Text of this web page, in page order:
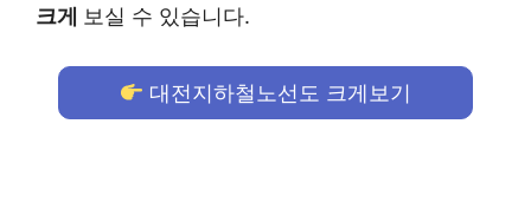
크게 보실 수 있습니다.
대전지하철노선도 크게보기